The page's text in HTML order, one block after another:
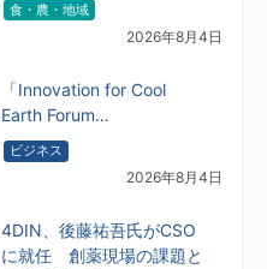
食・農・地域
2026年8月4日
「Innovation for Cool
Earth Forum…
ビジネス
2026年8月4日
4DIN、後藤祐吾氏がCSO
に就任 創薬現場の課題と